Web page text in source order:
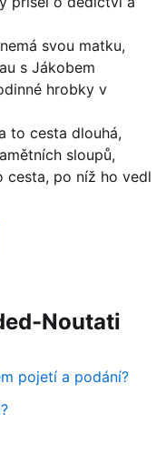
svou matku,
s Jákobem
hrobky v
to cesta dlouhá,
sloupů,
cesta, po níž ho vedl
34 -Dina a Šekem
Noutati
pojetí a podání?